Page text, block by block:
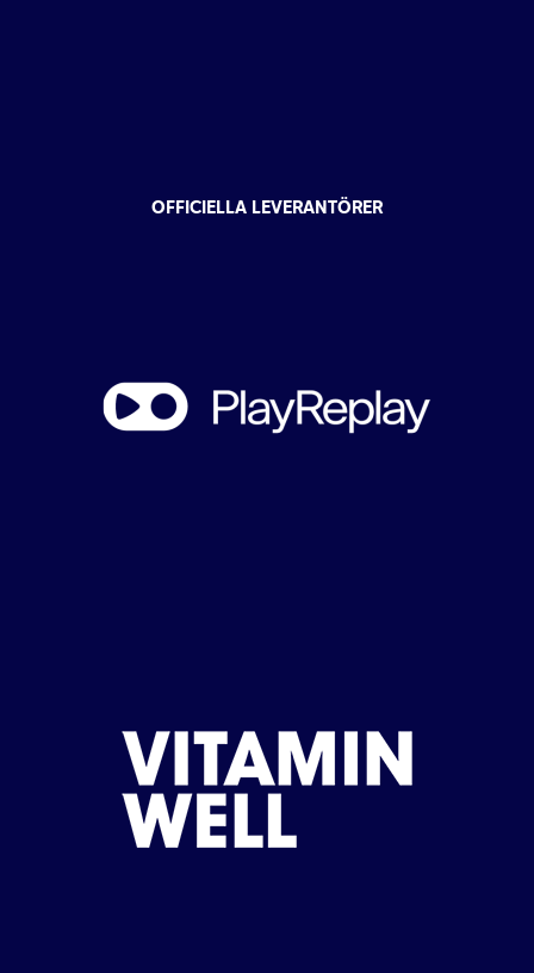
OFFICIELLA LEVERANTÖRER